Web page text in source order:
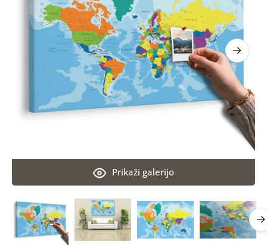
Prikaži galerijo